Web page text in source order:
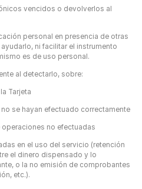
vencidos o devolverlos al
personal en presencia de otras
ni facilitar el instrumento
es de uso personal.
al detectarlo, sobre:
Tarjeta
se hayan efectuado correctamente
operaciones no efectuadas
en el uso del servicio (retención
el dinero dispensado y lo
o la no emisión de comprobantes
etc.).